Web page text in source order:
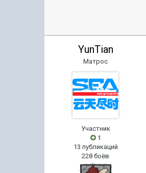
YunTian
Матрос
Участник
1
13 публикаций
228 боёв